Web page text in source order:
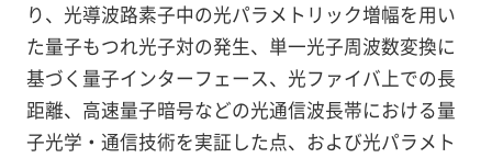
り、光導波路素子中の光パラメトリック増幅を用い
た量子もつれ光子対の発生、単一光子周波数変換に
基づく量子インターフェース、光ファイバ上での長
距離、高速量子暗号などの光通信波長帯における量
子光学・通信技術を実証した点、および光パラメト